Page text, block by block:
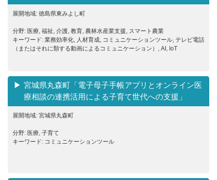
展開地域: 徳島県東みよし町
分野: 医療, 福祉, 介護, 教育, 農林水産業支援, スマート農業
キーワード: 業務効率化, 人材育成, コミュニケーションツール, テレビ電話
（またはそれに類する動画によるコミュニケーション）, AI, IoT
宮城県丸森町「電子母子手帳アプリとオンライン医
療相談の連携活用による子育て世代への支援」
展開地域: 宮城県丸森町
分野: 医療, 子育て
キーワード: コミュニケーションツール